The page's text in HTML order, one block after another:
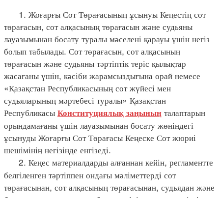
1. Жоғарғы Сот Төрағасының ұсынуы Кеңестің сот
төрағасын, сот алқасының төрағасын және судьяны
лауазымынан босату туралы мәселені қарауы үшін негіз
болып табылады. Сот төрағасын, сот алқасының
төрағасын және судьяны тәртіптік теріс қылықтар
жасағаны үшін, кәсіби жарамсыздығына орай немесе
«Қазақстан Республикасының сот жүйесі мен
судьяларының мәртебесі туралы» Қазақстан
Республикасы Конституциялық заңының талаптарын
орындамағаны үшін лауазымынан босату жөніндегі
ұсынуды Жоғарғы Сот Төрағасы Кеңеске Сот жюриі
шешімінің негізінде енгізеді.
2. Кеңес материалдарды алғаннан кейін, регламентте
белгіленген тәртіппен ондағы мәліметтерді сот
төрағасынан, сот алқасының төрағасынан, судьядан және